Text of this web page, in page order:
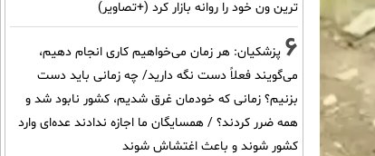
ترین ون خود را روانه بازار کرد (+تصاویر)
6 پزشکیان: هر زمان می‌خواهیم کاری انجام دهیم،
می‌گویند فعلاً دست نگه دارید/ چه زمانی باید دست
بزنیم؟ زمانی که خودمان غرق شدیم، کشور نابود شد و
همه ضرر کردند؟ / همسایگان ما اجازه ندادند عده‌ای وارد
کشور شوند و باعث اغتشاش شوند